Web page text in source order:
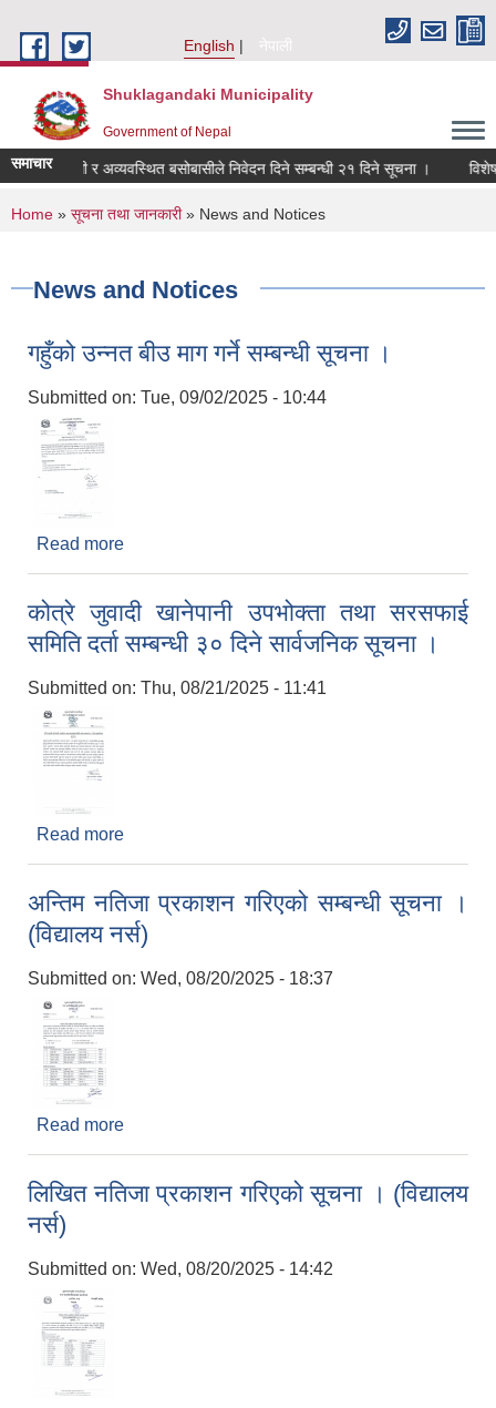
English
नेपाली
Shuklagandaki Municipality
Government of Nepal
समाचार
सुकुम्बासी र अव्यवस्थित बसोबासीले निवेदन दिने सम्बन्धी २१ दिने सूचना ।
You are here
Home » सूचना तथा जानकारी» News and Notices
News and Notices
गहुँको उन्नत बीउ माग गर्ने सम्बन्धी सूचना ।
Submitted on: Tue, 09/02/2025 - 10:44
Read more
कोत्रे जुवादी खानेपानी उपभोक्ता तथा सरसफाई
समिति दर्ता सम्बन्धी ३० दिने सार्वजनिक सूचना ।
Submitted on: Thu, 08/21/2025 - 11:41
Read more
अन्तिम नतिजा प्रकाशन गरिएको सम्बन्धी सूचना ।
(विद्यालय नर्स)
Submitted on: Wed, 08/20/2025 - 18:37
Read more
लिखित नतिजा प्रकाशन गरिएको सूचना । (विद्यालय
नर्स)
Submitted on: Wed, 08/20/2025 - 14:42